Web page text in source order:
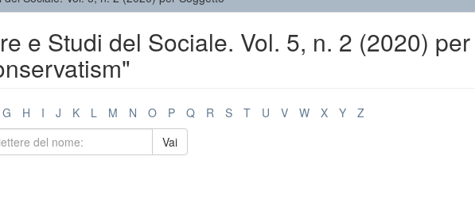
e Studi del Sociale. Vol. 5, n. 2 (2020) per
G H I J K L M N O P Q R S T U V W X Y
Z
Vai